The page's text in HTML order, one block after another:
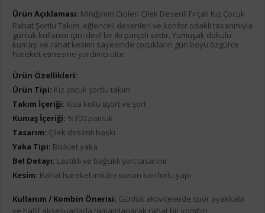
Ürün Açıklaması: Miniğimin Cicileri Çilek Desenli Fırçalı Kız Çocuk
Rahat Şortlu Takım, eğlenceli desenleri ve konfor odaklı tasarımıyla
günlük kullanım için ideal bir iki parçalı settir. Yumuşak dokulu
kumaşı ve rahat kesimi sayesinde çocukların gün boyu özgürce
hareket etmesine yardımcı olur.
Ürün Özellikleri:
Ürün Tipi: Kız çocuk şortlu takım
Takım İçeriği: Kısa kollu tişört ve şort
Kumaş İçeriği: %100 pamuk
Tasarım: Çilek desenli baskı
Yaka Tipi: Bisiklet yaka
Bel Detayı: Lastikli ve bağcıklı şort tasarımı
Kesim: Rahat hareket imkânı sunan konforlu yapı
Kullanım / Kombin Önerisi: Günlük aktivitelerde spor ayakkabı
ve hafif aksesuarlarla tamamlanarak rahat bir kombin